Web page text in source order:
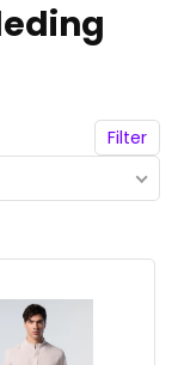
Filter